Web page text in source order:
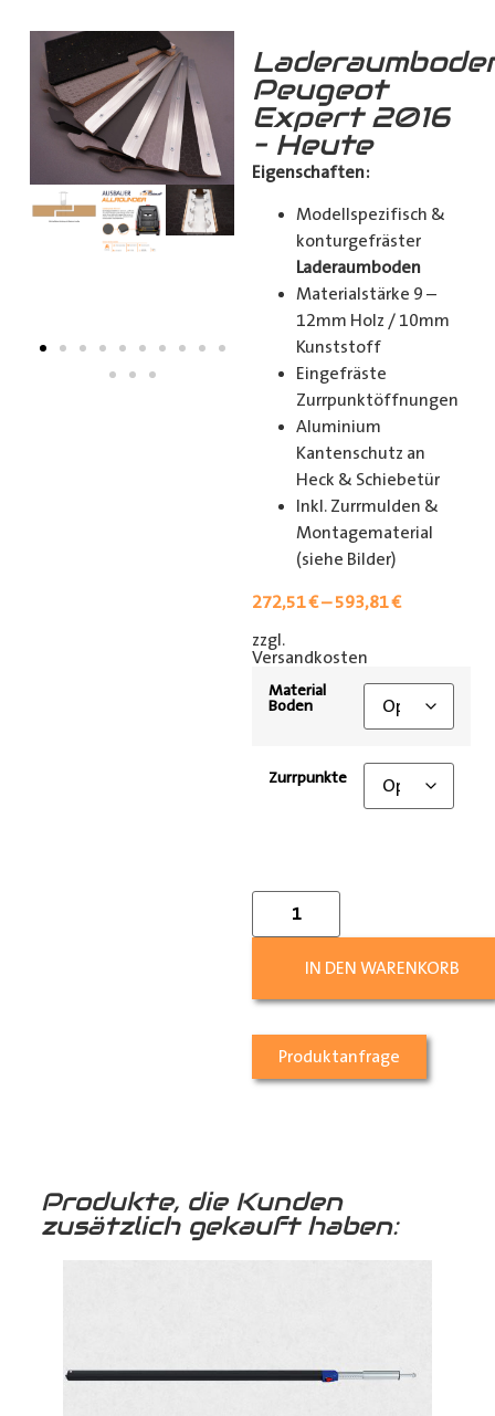
Peugeot
Expert 2016
– Heute
Eigenschaften:
Modellspezifisch &
konturgefräster
Laderaumboden
Materialstärke 9 –
12mm Holz / 10mm
Kunststoff
Eingefräste
Zurrpunktöffnungen
Aluminium
Kantenschutz an
Heck & Schiebetür
Inkl. Zurrmulden &
Montagematerial
(siehe Bilder)
272,51€–593,81€
zzgl.
Versandkosten
Material
Boden
Zurrpunkte
IN DEN WARENKORB
Produktanfrage
Produkte, die Kunden
zusätzlich gekauft haben: